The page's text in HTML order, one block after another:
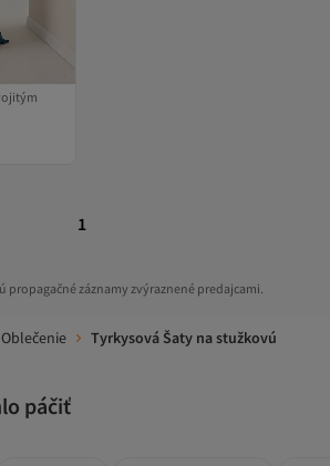
1
propagačné záznamy zvýraznené predajcami.
Tyrkysová Šaty na stužkovú
páčiť